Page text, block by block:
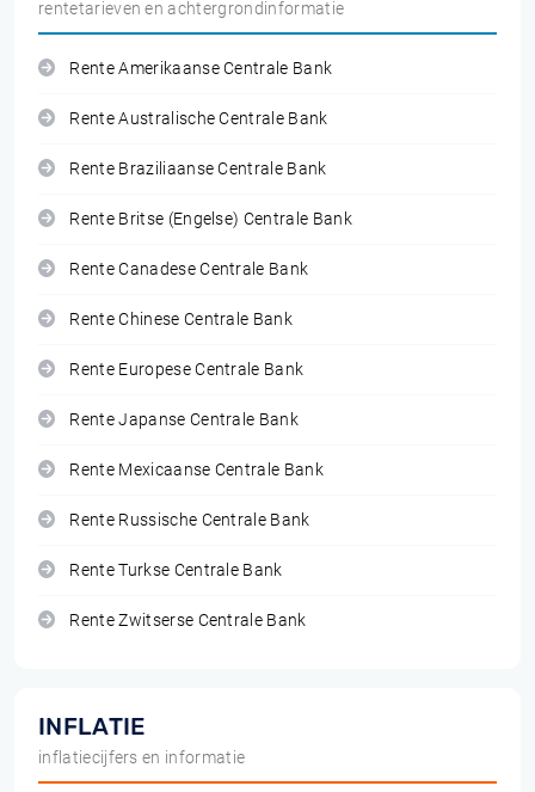
rentetarieven en achtergrondinformatie
Rente Amerikaanse Centrale Bank
Rente Australische Centrale Bank
Rente Braziliaanse Centrale Bank
Rente Britse (Engelse) Centrale Bank
Rente Canadese Centrale Bank
Rente Chinese Centrale Bank
Rente Europese Centrale Bank
Rente Japanse Centrale Bank
Rente Mexicaanse Centrale Bank
Rente Russische Centrale Bank
Rente Turkse Centrale Bank
Rente Zwitserse Centrale Bank
INFLATIE
inflatiecijfers en informatie